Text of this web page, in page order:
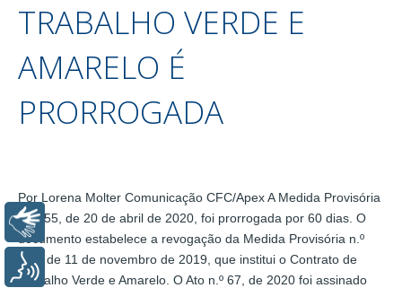
TRABALHO VERDE E
AMARELO É
PRORROGADA
Por Lorena Molter Comunicação CFC/Apex A Medida Provisória
n.º 955, de 20 de abril de 2020, foi prorrogada por 60 dias. O
documento estabelece a revogação da Medida Provisória n.º
905, de 11 de novembro de 2019, que institui o Contrato de
Trabalho Verde e Amarelo. O Ato n.º 67, de 2020 foi assinado
Libras
Voz